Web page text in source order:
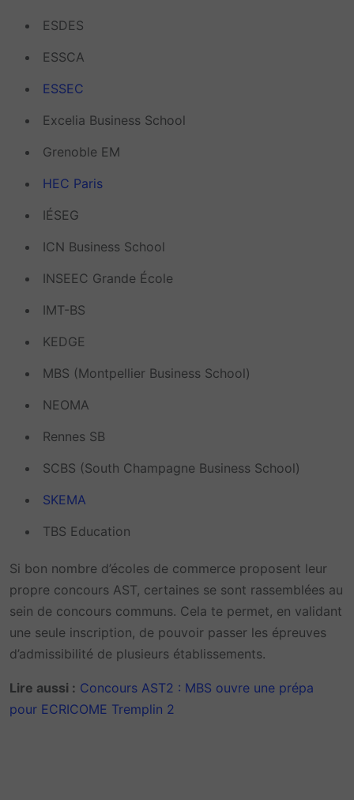
ESDES
ESSCA
ESSEC
Excelia Business School
Grenoble EM
HEC Paris
IÉSEG
ICN Business School
INSEEC Grande École
IMT-BS
KEDGE
MBS (Montpellier Business School)
NEOMA
Rennes SB
SCBS (South Champagne Business School)
SKEMA
TBS Education
Si bon nombre d’écoles de commerce proposent leur
propre concours AST, certaines se sont rassemblées au
sein de concours communs. Cela te permet, en validant
une seule inscription, de pouvoir passer les épreuves
d’admissibilité de plusieurs établissements.
Lire aussi : Concours AST2 : MBS ouvre une prépa
pour ECRICOME Tremplin 2